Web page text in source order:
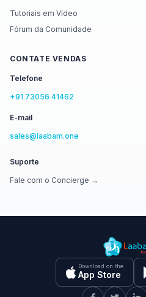
Tutoriais em Vídeo
Fórum da Comunidade
CONTATE VENDAS
Telefone
+91 73056 41462
E-mail
sales@laabam.one
Suporte
Fale com o Concierge →
Download on the
App Store